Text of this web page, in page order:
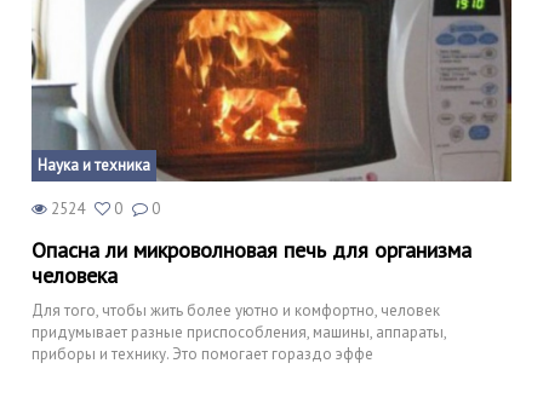
Наука и техника
2524 0 0
Опасна ли микроволновая печь для организма
человека
Для того, чтобы жить более уютно и комфортно, человек
придумывает разные приспособления, машины, аппараты,
приборы и технику. Это помогает гораздо эффе